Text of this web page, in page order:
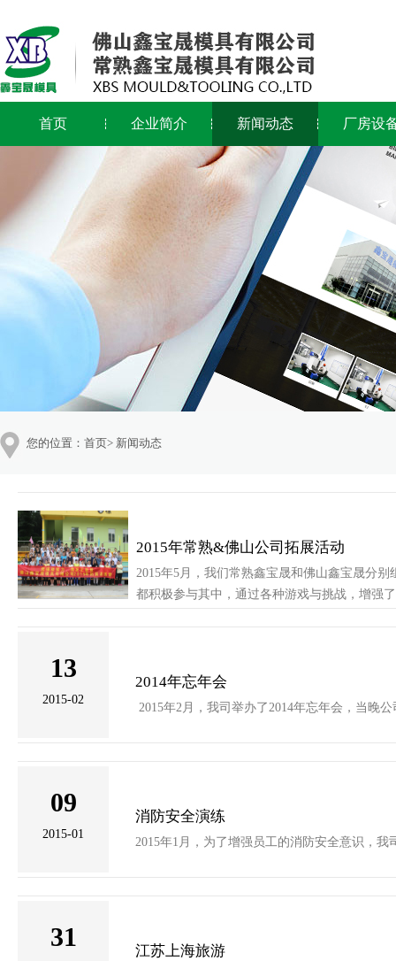
首页 企业简介 新闻动态 厂房设
您的位置： 首页> 新闻动态
2015年常熟&佛山公司拓展活动
2015年5月，我们常熟鑫宝晟和佛山鑫宝晟分
都积极参与其中，通过各种游戏与挑战，增强
13
2015-02
2014年忘年会
2015年2月，我司举办了2014年忘年会，当晚
09
2015-01
消防安全演练
2015年1月，为了增强员工的消防安全意识，
31 江苏上海旅游